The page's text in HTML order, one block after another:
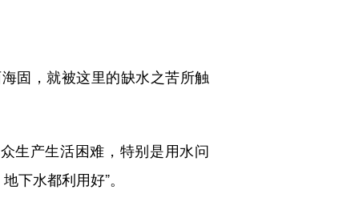
固，就被这里的缺水之苦所触
生产生活困难，特别是用水问
下水都利用好”。